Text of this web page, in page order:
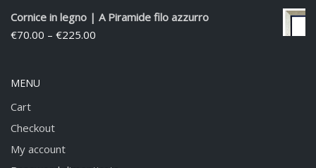
Cornice in legno | A Piramide filo azzurro
€70.00 – €225.00
MENU
Cart
Checkout
My account